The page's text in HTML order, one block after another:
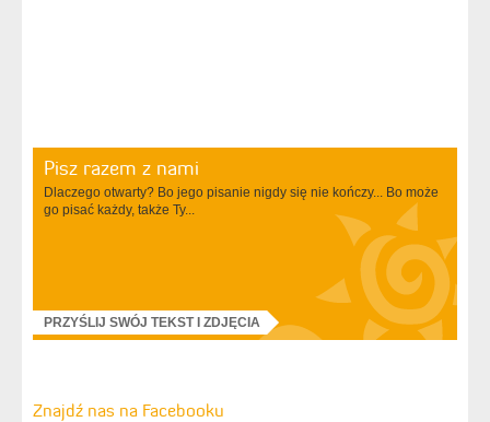
Pisz razem z nami
Dlaczego otwarty? Bo jego pisanie nigdy się nie kończy... Bo może
go pisać każdy, także Ty...
PRZYŚLIJ SWÓJ TEKST I ZDJĘCIA
Znajdź nas na Facebooku